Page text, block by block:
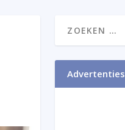
Advertenties